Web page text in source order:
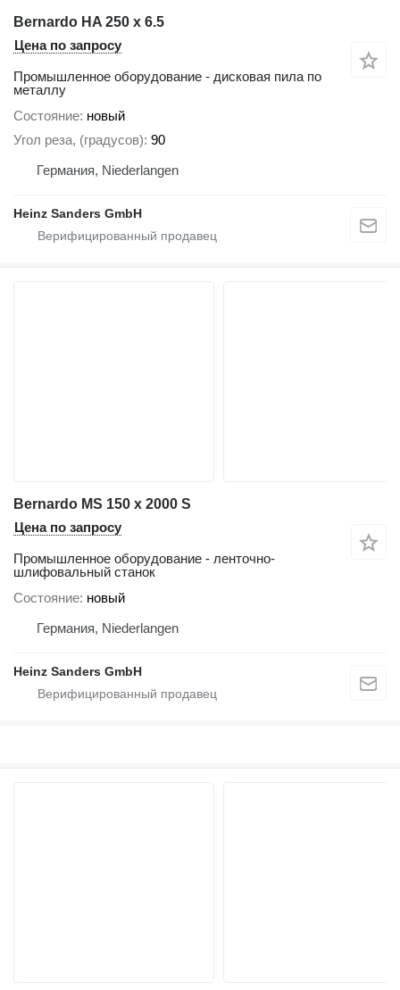
Bernardo HA 250 x 6.5
Цена по запросу
Промышленное оборудование - дисковая пила по
металлу
Состояние новый
Угол реза, (градусов) 90
Германия, Niederlangen
Heinz Sanders GmbH
Bernardo MS 150 x 2000 S
Цена по запросу
Промышленное оборудование - ленточно-
шлифовальный станок
Состояние новый
Германия, Niederlangen
Heinz Sanders GmbH